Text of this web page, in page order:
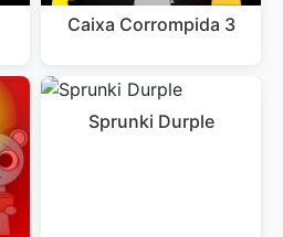
Caixa Corrompida 3
Sprunki Durple